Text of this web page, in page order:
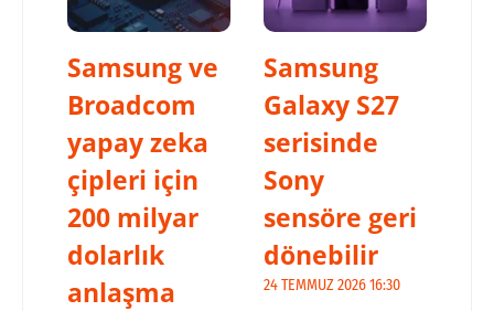
Samsung ve
Broadcom
yapay zeka
çipleri için
200 milyar
dolarlık
anlaşma
Samsung
Galaxy S27
serisinde
Sony
sensöre geri
dönebilir
24 TEMMUZ 2026 16:30